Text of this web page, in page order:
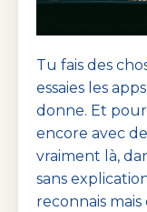
Tu fais des
essaies les
donne. Et
encore avec
vraiment là,
sans
reconnais